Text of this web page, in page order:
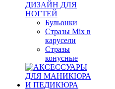
ДИЗАЙН ДЛЯ
НОГТЕЙ
Бульонки
Стразы Mix в
карусели
Стразы
конусные